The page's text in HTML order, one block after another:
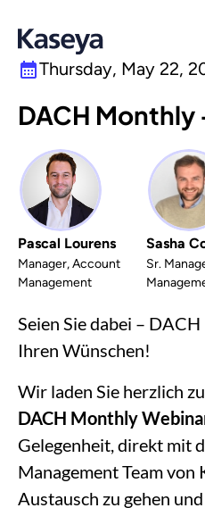
Thursday, May 22,
DACH Monthly
Pascal Lourens
Manager, Account
Management
Sasha
Sr.
Seien Sie dabei –
Ihren Wünschen!
Wir laden Sie herzlich
DACH Monthly
Gelegenheit, direkt mit
Management Team von
Austausch zu gehen